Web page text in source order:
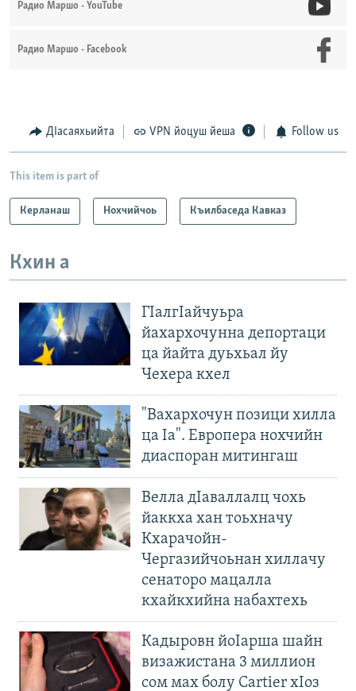
Радио Маршо - YouTube
Радио Маршо - Facebook
ДIасаяхьийта VPN йоцуш йеша Follow us
This item is part of
Керланаш Нохчийчоь Къилбаседа Кавказ
Кхин а
ГIалгIайчуьра
йахархочунна депортаци
ца йайта дуьхьал йу
Чехера кхел
"Вахархочун позици хилла
ца Iа". Европера нохчийн
диаспоран митингаш
Велла дIаваллалц чохь
йаккха хан тоьхначу
Кхарачойн-
Чергазийчоьнан хиллачу
сенаторо мацалла
кхайкхийна набахтехь
Кадыровн йоIарша шайн
визажистана 3 миллион
сом мах болу Cartier хIоз